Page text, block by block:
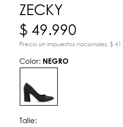
ZECKY
$ 49.990
Precio sin impuestos nacionales: $
Color: NEGRO
Talle: